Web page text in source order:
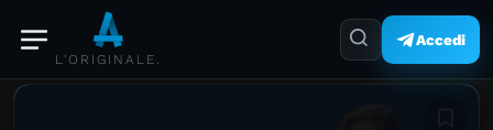
L'ORIGINALE.
Accedi